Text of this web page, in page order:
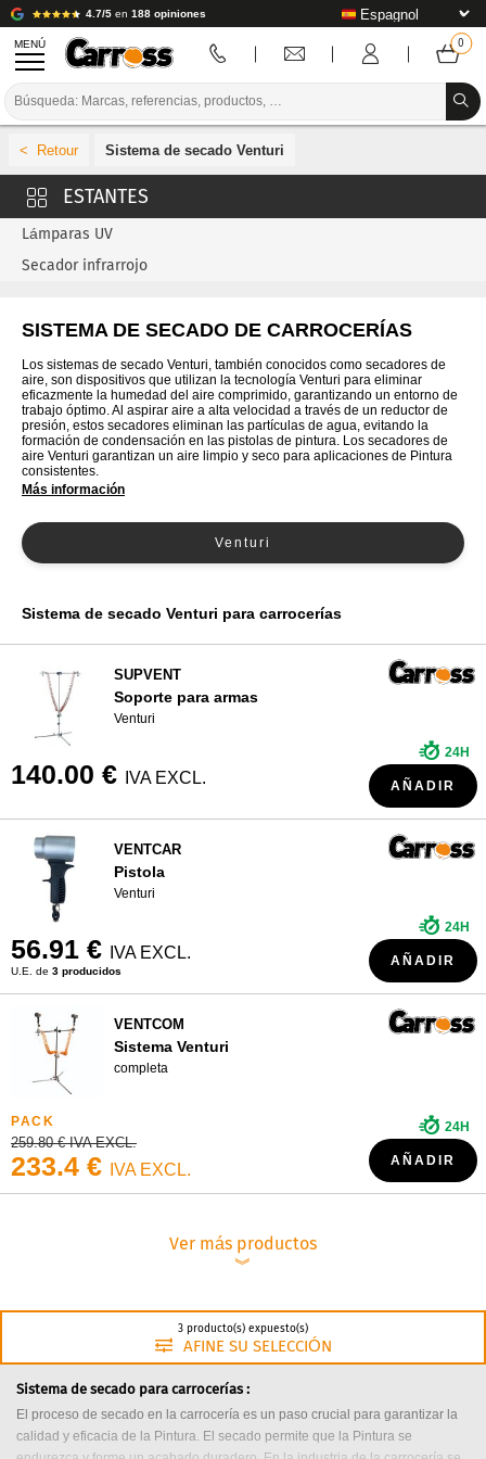
4.7/5 en 188 opiniones
MENÚ
HERRAMIENTAS DE CARROCERÍA
EQUIPAMIENTO PARA TALLERES DE CARROCERÍA
MARCAS
INSTALACIÓN DE LABORATORIO
TUTORIALES Y CONSEJOS
¿QUIÉNES SOMOS?
Sistema de secado Venturi
Lámparas UV
Secador infrarrojo
SISTEMA DE SECADO DE CARROCERÍAS
Los sistemas de secado Venturi, también conocidos como secadores de
aire, son dispositivos que utilizan la tecnología Venturi para eliminar
eficazmente la humedad del aire comprimido, garantizando un entorno de
trabajo óptimo. Al aspirar aire a alta velocidad a través de un reductor de
presión, estos secadores eliminan las partículas de agua, evitando la
formación de condensación en las pistolas de pintura. Los secadores de
aire Venturi garantizan un aire limpio y seco para aplicaciones de Pintura
consistentes.
Más información
Venturi
Sistema de secado Venturi para carrocerías
SUPVENT
Soporte para armas
Venturi
140.00 € IVA EXCL.
24H
AÑADIR
VENTCAR
Pistola
Venturi
56.91 € IVA EXCL.
U.E. de 3 producidos
24H
AÑADIR
VENTCOM
Sistema Venturi
completa
259.80 € IVA EXCL.
233.4 € IVA EXCL.
24H
AÑADIR
Ver más productos
︾
3 producto(s) expuesto(s)
AFINE SU SELECCIÓN
Sistema de secado para carrocerías :
El proceso de secado en la carrocería es un paso crucial para garantizar la
calidad y eficacia de la Pintura. El secado permite que la Pintura se